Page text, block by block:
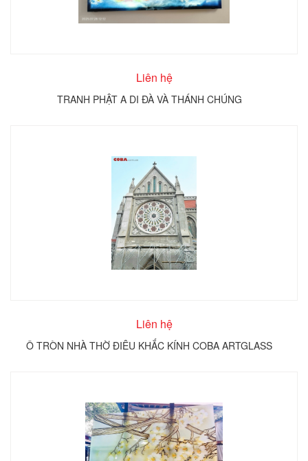
Liên hệ
TRANH PHẬT A DI ĐÀ VÀ THÁNH CHÚNG
Liên hệ
Ô TRÒN NHÀ THỜ ĐIÊU KHẮC KÍNH COBA ARTGLASS